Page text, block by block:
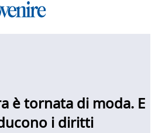
è tornata di moda. E
i diritti